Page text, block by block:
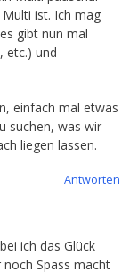
Multi ist. Ich mag
gibt nun mal
etc.) und
einfach mal etwas
suchen, was wir
liegen lassen.
Antworten
ich das Glück
Spass macht